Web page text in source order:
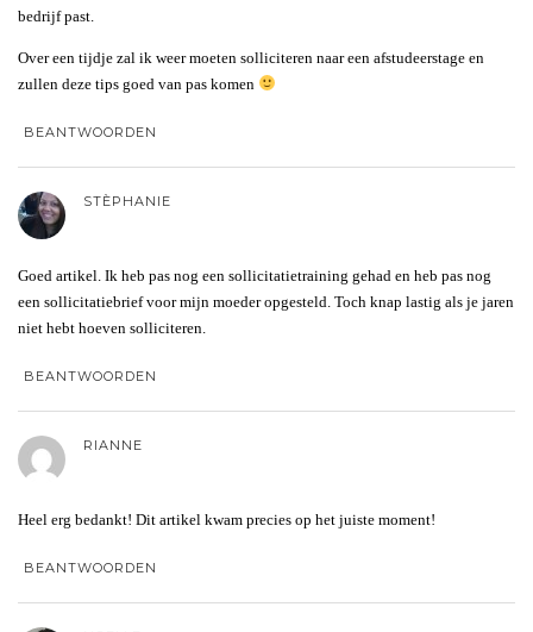
bedrijf past.
Over een tijdje zal ik weer moeten solliciteren naar een afstudeerstage en
zullen deze tips goed van pas komen
BEANTWOORDEN
STÈPHANIE
Goed artikel. Ik heb pas nog een sollicitatietraining gehad en heb pas nog
een sollicitatiebrief voor mijn moeder opgesteld. Toch knap lastig als je jaren
niet hebt hoeven solliciteren.
BEANTWOORDEN
RIANNE
Heel erg bedankt! Dit artikel kwam precies op het juiste moment!
BEANTWOORDEN